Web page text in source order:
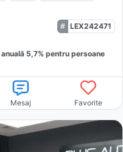
LEX242471
anuală 5,7% pentru persoane
Mesaj Favorite